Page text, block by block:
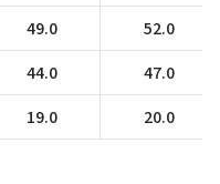
49.0
52.0
44.0
47.0
19.0 20.0